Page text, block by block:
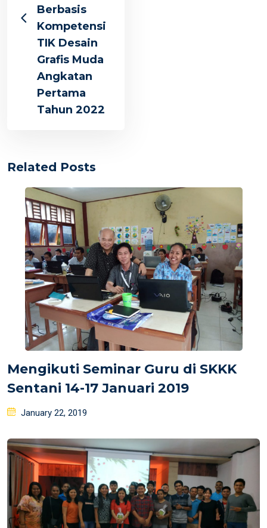
Berbasis
Kompetensi
TIK Desain
Grafis Muda
Angkatan
Pertama
Tahun 2022
Related Posts
Mengikuti Seminar Guru di SKKK
Sentani 14-17 Januari 2019
Posted
January 22, 2019